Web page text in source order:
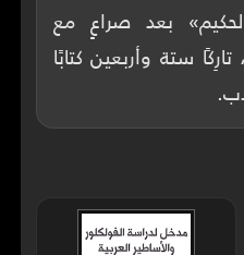
بعد صراعٍ مع
في عام ٢٠٠٣م، تارِكًا ستة وأربعين كتابًا